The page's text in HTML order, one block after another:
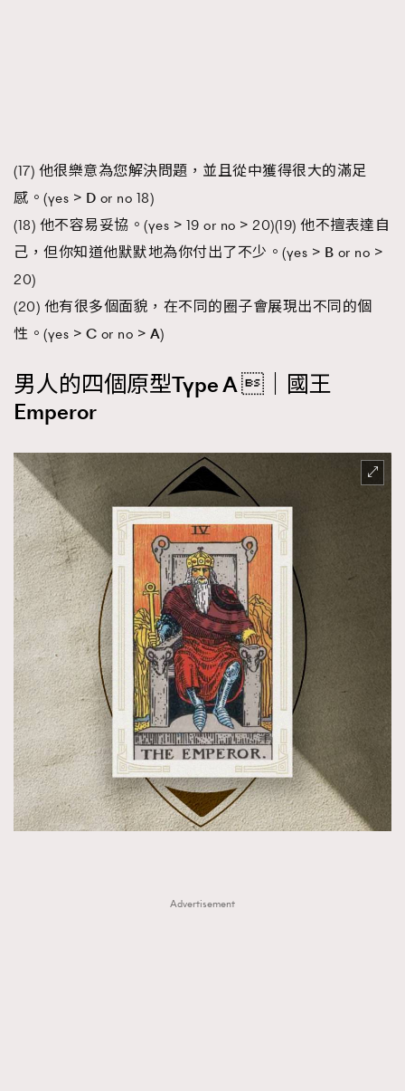
(17) 他很樂意為您解決問題，並且從中獲得很大的滿足
感。(yes > D or no 18)
(18) 他不容易妥協。(yes > 19 or no > 20)(19) 他不擅表達自
己，但你知道他默默地為你付出了不少。(yes > B or no >
20)
(20) 他有很多個面貌，在不同的圈子會展現出不同的個
性。(yes > C or no > A)
男人的四個原型Type A ｜國王
Emperor
Advertisement